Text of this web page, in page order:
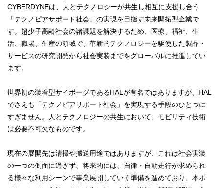
CYBERDYNEは、人とテクノロジーが共生し相互に支援し合う
「テクノピアサポート社会」の実現を目指す未来開拓型企業で
す。超少子高齢社会の諸課題を解決するため、医療、福祉、生
活、職場、生産の領域で、革新的テクノロジーを駆使した製品・
サービスの研究開発から社会実装までをグローバルに推進してい
ます。
世界初の装着型サイボーグであるHALが有名ではありますが、HAL
でさえも「テクノピアサポート社会」を実現する手段のひとつに
すぎません。人とテクノロジーの共生において、モビリティ技術
は必要不可欠なものです。
現在の展開先は清掃や搬送用途ではありますが、これは社会実装
の一つの側面に過ぎず、将来的には、自律・自動走行が求められ
る様々な利用シーンで事業展開していく準備を進めており、本ポ